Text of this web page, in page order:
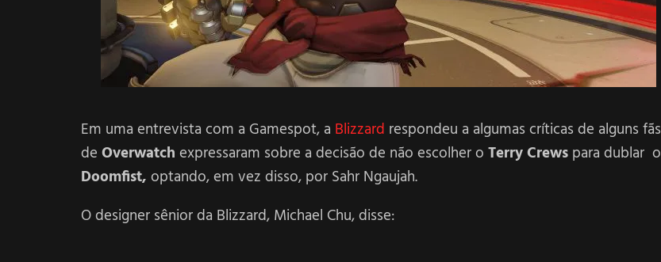
Em uma entrevista com a Gamespot, a Blizzard respondeu a algumas críticas de alguns fãs
de Overwatch expressaram sobre a decisão de não escolher o Terry Crews para dublar o
Doomfist, optando, em vez disso, por Sahr Ngaujah.
O designer sênior da Blizzard, Michael Chu, disse: